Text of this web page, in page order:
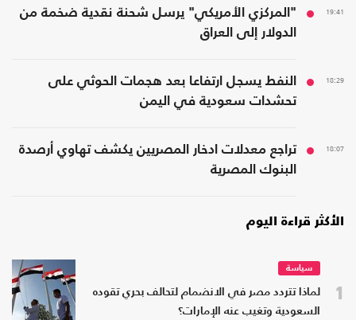
19:41
"المركزي الأمريكي" يرسل شحنة نقدية ضخمة من
الدولار إلى العراق
18:29
النفط يسجل ارتفاعا بعد هجمات الحوثي على
تحشدات سعودية في اليمن
18:07
تراجع معدلات ادخار المصريين يكشف تهاوي أرصدة
البنوك المصرية
الأكثر قراءة اليوم
1
سياسة
لماذا تتردد مصر في الانضمام لتحالف بحري تقوده
السعودية وتغيب عنه الإمارات؟